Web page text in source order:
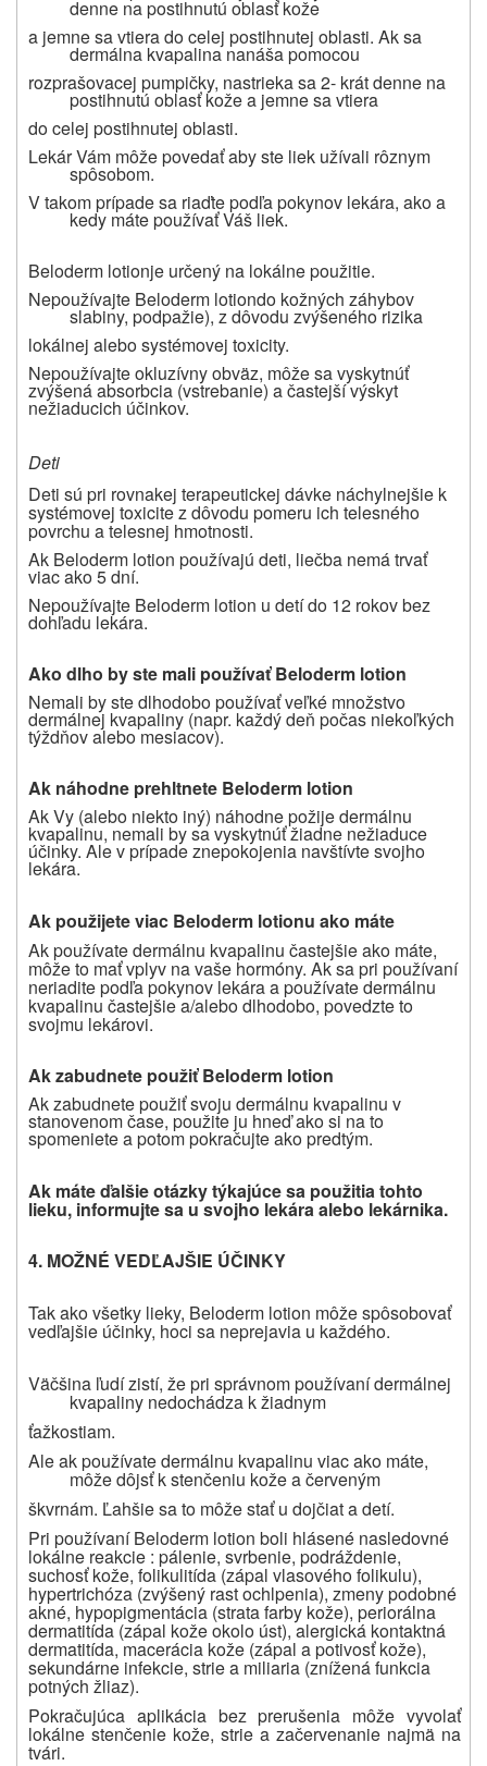
denne na postihnutú oblasť kože
a jemne sa vtiera do celej postihnutej oblasti. Ak sa
dermálna kvapalina nanáša pomocou
rozprašovacej pumpičky, nastrieka sa 2- krát denne na
postihnutú oblasť kože a jemne sa vtiera
do celej postihnutej oblasti.
Lekár Vám môže povedať aby ste liek užívali rôznym
spôsobom.
V takom prípade sa riaďte podľa pokynov lekára, ako a
kedy máte používať Váš liek.
Beloderm lotionje určený na lokálne použitie.
Nepoužívajte Beloderm lotiondo kožných záhybov
slabiny, podpažie), z dôvodu zvýšeného rizika
lokálnej alebo systémovej toxicity.
Nepoužívajte okluzívny obväz, môže sa vyskytnúť
zvýšená absorbcia (vstrebanie) a častejší výskyt
nežiaducich účinkov.
Deti
Deti sú pri rovnakej terapeutickej dávke náchylnejšie k
systémovej toxicite z dôvodu pomeru ich telesného
povrchu a telesnej hmotnosti.
Ak Beloderm lotion používajú deti, liečba nemá trvať
viac ako 5 dní.
Nepoužívajte Beloderm lotion u detí do 12 rokov bez
dohľadu lekára.
Ako dlho by ste mali používať Beloderm lotion
Nemali by ste dlhodobo používať veľké množstvo
dermálnej kvapaliny (napr. každý deň počas niekoľkých
týždňov alebo mesiacov).
Ak náhodne prehltnete Beloderm lotion
Ak Vy (alebo niekto iný) náhodne požije dermálnu
kvapalinu, nemali by sa vyskytnúť žiadne nežiaduce
účinky. Ale v prípade znepokojenia navštívte svojho
lekára.
Ak použijete viac Beloderm lotionu ako máte
Ak používatedermálnu kvapalinu častejšie ako máte,
môže to mať vplyv na vaše hormóny. Ak sa pri používaní
neriadite podľa pokynov lekára a používate dermálnu
kvapalinu častejšie a/alebo dlhodobo, povedzte to
svojmu lekárovi.
Ak zabudnete použiť Beloderm lotion
Ak zabudnete použiť svoju dermálnu kvapalinu v
stanovenom čase, použite ju hneď ako si na to
spomeniete a potom pokračujte ako predtým.
Ak máte ďalšie otázky týkajúce sa použitia tohto
lieku, informujte sa u svojho lekára alebo lekárnika.
4. MOŽNÉ VEDĽAJŠIE ÚČINKY
Tak ako všetky lieky, Beloderm lotion môže spôsobovať
vedľajšie účinky, hoci sa neprejavia u každého.
Väčšina ľudí zistí, že pri správnom používaní dermálnej
kvapaliny nedochádza k žiadnym
ťažkostiam.
Ale ak používate dermálnu kvapalinu viac ako máte,
môže dôjsť k stenčeniu kože a červeným
škvrnám. Ľahšie sa to môže stať u dojčiat a detí.
Pri používaní Beloderm lotion boli hlásené nasledovné
lokálne reakcie : pálenie, svrbenie, podráždenie,
suchosť kože, folikulitída (zápal vlasového folikulu),
hypertrichóza (zvýšený rast ochlpenia), zmeny podobné
akné, hypopigmentácia (strata farby kože), periorálna
dermatitída (zápal kože okolo úst), alergická kontaktná
dermatitída, macerácia kože (zápal a potivosť kože),
sekundárne infekcie, strie a miliaria (znížená funkcia
potných žliaz).
Pokračujúca aplikácia bez prerušenia môže vyvolať
lokálne stenčenie kože, strie a začervenanie najmä na
tvári.